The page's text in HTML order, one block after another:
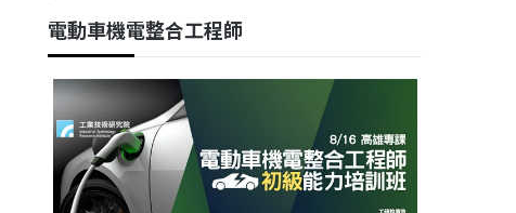
電動車機電整合工程師